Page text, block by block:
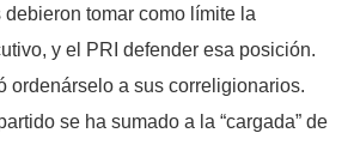
tomar como límite la
y el PRI defender esa posición.
ordenárselo a sus correligionarios.
se ha sumado a la “cargada” de